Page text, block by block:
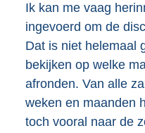
Ik kan me vaag
ingevoerd om de
Dat is niet helemaal
bekijken op welke
afronden. Van alle
weken en maanden
toch vooral naar de